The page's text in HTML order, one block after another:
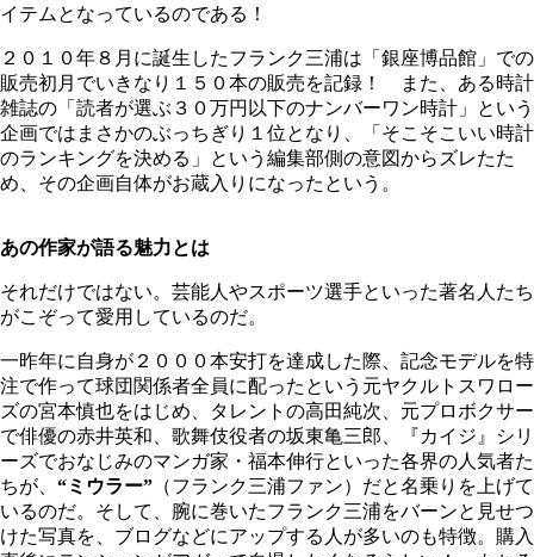
イテムとなっているのである！
２０１０年８月に誕生したフランク三浦は「銀座博品館」での
販売初月でいきなり１５０本の販売を記録！ また、ある時計
雑誌の「読者が選ぶ３０万円以下のナンバーワン時計」という
企画ではまさかのぶっちぎり１位となり、「そこそこいい時計
のランキングを決める」という編集部側の意図からズレたた
め、その企画自体がお蔵入りになったという。
あの作家が語る魅力とは
それだけではない。芸能人やスポーツ選手といった著名人たち
がこぞって愛用しているのだ。
一昨年に自身が２０００本安打を達成した際、記念モデルを特
注で作って球団関係者全員に配ったという元ヤクルトスワロー
ズの宮本慎也をはじめ、タレントの高田純次、元プロボクサー
で俳優の赤井英和、歌舞伎役者の坂東亀三郎、『カイジ』シリ
ーズでおなじみのマンガ家・福本伸行といった各界の人気者た
ちが、 “ミウラー” （フランク三浦ファン）だと名乗りを上げて
いるのだ。そして、腕に巻いたフランク三浦をバーンと見せつ
けた写真を、ブログなどにアップする人が多いのも特徴。購入